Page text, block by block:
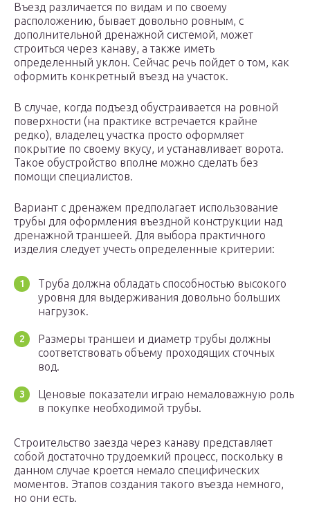
Въезд различается по видам и по своему
расположению, бывает довольно ровным, с
дополнительной дренажной системой, может
строиться через канаву, а также иметь
определенный уклон. Сейчас речь пойдет о том, как
оформить конкретный въезд на участок.
В случае, когда подъезд обустраивается на ровной
поверхности (на практике встречается крайне
редко), владелец участка просто оформляет
покрытие по своему вкусу, и устанавливает ворота.
Такое обустройство вполне можно сделать без
помощи специалистов.
Вариант с дренажем предполагает использование
трубы для оформления въездной конструкции над
дренажной траншеей. Для выбора практичного
изделия следует учесть определенные критерии:
Труба должна обладать способностью высокого
уровня для выдерживания довольно больших
нагрузок.
Размеры траншеи и диаметр трубы должны
соответствовать объему проходящих сточных
вод.
Ценовые показатели играю немаловажную роль
в покупке необходимой трубы.
Строительство заезда через канаву представляет
собой достаточно трудоемкий процесс, поскольку в
данном случае кроется немало специфических
моментов. Этапов создания такого въезда немного,
но они есть.